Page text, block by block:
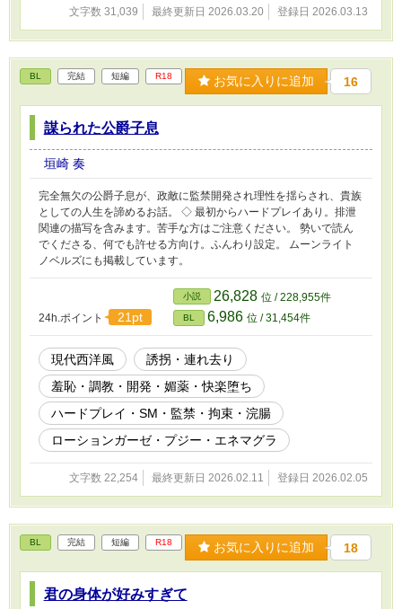
文字数 31,039 最終更新日 2026.03.20 登録日 2026.03.13
BL 完結 短編 R18 お気に入りに追加 16
謀られた公爵子息
垣崎 奏
完全無欠の公爵子息が、政敵に監禁開発され理性を揺らされ、貴族
としての人生を諦めるお話。 ◇ 最初からハードプレイあり。排泄
関連の描写を含みます。苦手な方はご注意ください。 勢いで読ん
でくださる、何でも許せる方向け。ふんわり設定。 ムーンライト
ノベルズにも掲載しています。
24h.ポイント 21pt
小説 26,828 位 / 228,955件
BL 6,986 位 / 31,454件
現代西洋風
誘拐・連れ去り
羞恥・調教・開発・媚薬・快楽堕ち
ハードプレイ・SM・監禁・拘束・浣腸
ローションガーゼ・プジー・エネマグラ
文字数 22,254 最終更新日 2026.02.11 登録日 2026.02.05
BL 完結 短編 R18 お気に入りに追加 18
君の身体が好みすぎて